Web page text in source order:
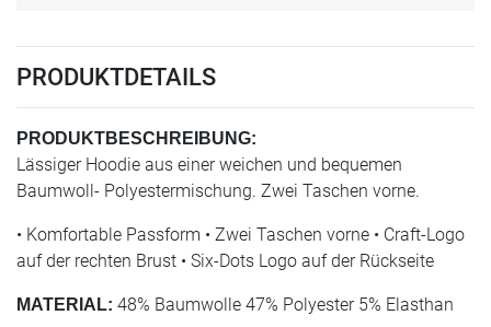
PRODUKTDETAILS
PRODUKTBESCHREIBUNG:
Lässiger Hoodie aus einer weichen und bequemen
Baumwoll- Polyestermischung. Zwei Taschen vorne.
• Komfortable Passform • Zwei Taschen vorne • Craft-Logo
auf der rechten Brust • Six-Dots Logo auf der Rückseite
MATERIAL: 48% Baumwolle 47% Polyester 5% Elasthan